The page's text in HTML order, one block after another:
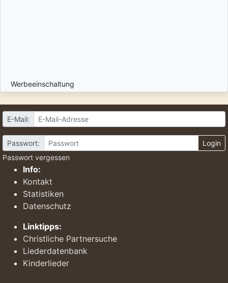
Werbeeinschaltung
E-Mail:
Passwort:
Login
Passwort vergessen
Info:
Kontakt
Statistiken
Datenschutz
Linktipps:
Christliche Partnersuche
Liederdatenbank
Kinderlieder